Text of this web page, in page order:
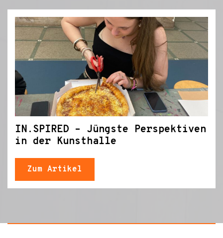
IN.SPIRED – Jüngste Perspektiven
in der Kunsthalle
Zum Artikel